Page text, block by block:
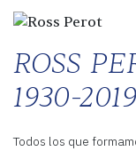
ROSS
1930-2019
Todos los que